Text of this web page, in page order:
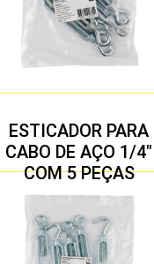
ESTICADOR PARA
CABO DE AÇO 1/4″
COM 5 PEÇAS